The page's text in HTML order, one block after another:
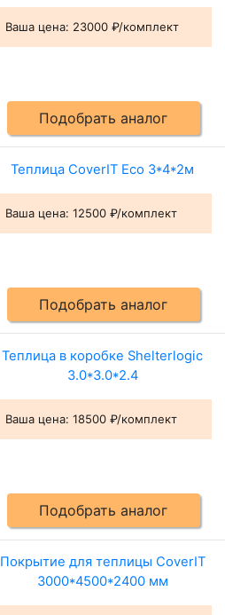
Ваша цена: 23000 ₽/комплект
Подобрать аналог
Теплица CoverIT Eco 3*4*2м
Ваша цена: 12500 ₽/комплект
Подобрать аналог
Теплица в коробке Shelterlogic
3.0*3.0*2.4
Ваша цена: 18500 ₽/комплект
Подобрать аналог
Покрытие для теплицы CoverIT
3000*4500*2400 мм